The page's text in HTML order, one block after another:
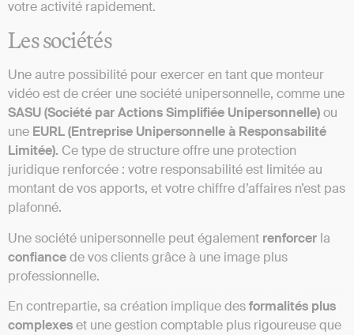
votre activité rapidement.
Les sociétés
Une autre possibilité pour exercer en tant que monteur
vidéo est de créer une société unipersonnelle, comme une
SASU(Société par Actions Simplifiée Unipersonnelle)ou
une EURL (Entreprise Unipersonnelle à Responsabilité
Limitée). Ce type de structure offre une protection
juridique renforcée : votre responsabilité est limitée au
montant de vos apports, et votre chiffre d’affaires n’est pas
plafonné.
Une société unipersonnelle peut également renforcer la
confiancede vos clients grâce à une image plus
professionnelle.
En contrepartie, sa création implique desformalités plus
complexeset une gestion comptable plus rigoureuse que